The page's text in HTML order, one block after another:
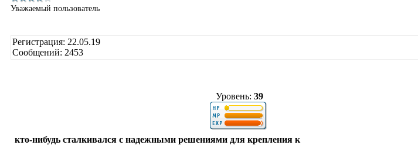
Уважаемый пользователь
Регистрация: 22.05.19
Сообщений: 2453
Уровень: 39
кто-нибудь сталкивался с надежными решениями для крепления к